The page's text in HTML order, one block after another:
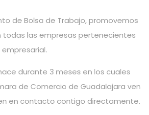
de Bolsa de Trabajo, promovemos
todas las empresas pertenecientes
durante 3 meses en los cuales
de Comercio de Guadalajara ven
en contacto contigo directamente.